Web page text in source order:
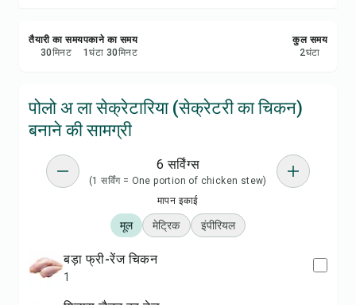
तैयारी का समय
30मिनट
पकाने का समय
1 घंटा 30मिनट
कुल समय
2घंटा
पोलो अ ला सेक्रेटारिया (सेक्रेटरी का चिकन)
बनाने की सामग्री
6 सर्विंग्स
(1 सर्विंग = One portion of chicken stew)
मापन इकाई
मूल मेट्रिक इंपीरियल
बड़ा फ्री-रेंज चिकन
1